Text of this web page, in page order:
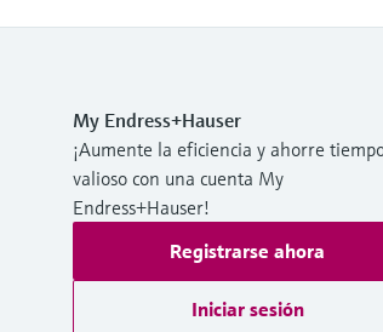
My Endress+Hauser
¡Aumente la eficiencia y ahorre
valioso con una cuenta My
Endress+Hauser!
Registrarse ahora
Iniciar sesión